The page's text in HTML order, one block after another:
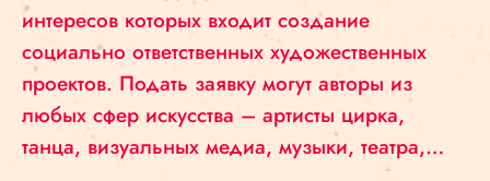
интересов которых входит создание
социально ответственных художественных
проектов. Подать заявку могут авторы из
любых сфер искусства – артисты цирка,
танца, визуальных медиа, музыки, театра,…